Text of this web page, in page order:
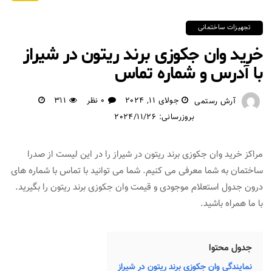
تجهیزات ساختمانی
خرید وان جکوزی برند ریتون در شیراز
با آدرس و شماره تماس
آرش رستمی جولای 11, 2024 0 نظر
311
بروزرسانی: 2024/11/26
مراکز خرید وان جکوزی برند ریتون در شیراز را در این لیست از صدرا
ساختمان به شما معرفی می کنیم. شما می توانید با تماس با شماره های
درون جدول استعلام موجودی و قیمت وان جکوزی برند ریتون را بگیرید.
با ما همراه باشید.
جدول محتوا
نمایندگی وان جکوزی برند ریتون در شیراز